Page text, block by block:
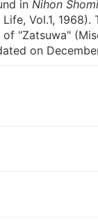
in Nihon
Vol.1,
"Zatsuwa"
on